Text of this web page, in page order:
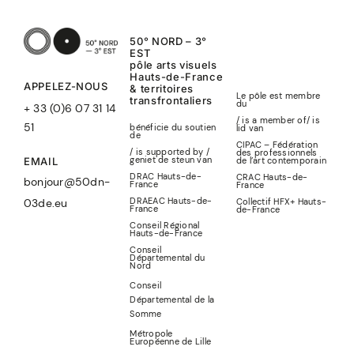
APPELEZ-NOUS
+ 33 (0)6 07 31 14
51
EMAIL
bonjour@50dn-
03de.eu
50° NORD – 3°
EST
pôle arts visuels
Hauts-de-France
& territoires
transfrontaliers
bénéficie du soutien
de
/ is supported by /
geniet de steun van
DRAC Hauts-de-
France
DRAEAC Hauts-de-
France
Conseil Régional
Hauts-de-France
Conseil
Départemental du
Nord
Conseil
Départemental de la
Somme
Métropole
Européenne de Lille
Le pôle est membre
du
/ is a member of/is
lid van
CIPAC – Fédération
des professionnels
de l’art contemporain
CRAC Hauts-de-
France
Collectif HFX+ Hauts-
de-France